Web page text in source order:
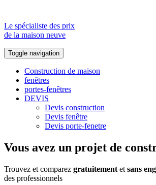
Le spécialiste des prix
de la maison neuve
Toggle navigation
Construction de maison
fenêtres
portes-fenêtres
DEVIS
Devis construction
Devis fenêtre
Devis porte-fenetre
Vous avez un projet de
Trouvez et comparez gratuitement et sans
des professionnels